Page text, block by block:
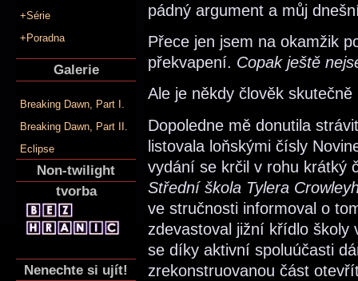
+Série
+Poradna
Galerie
Breaking Dawn, Part I.
Breaking Dawn, Part II.
Eclipse
Non-twilight
tvorba
Nenechte si ujít!
pádný argument a můj
Přece jen jsem na okamžik
překvapení. Copak ještě
Ale je někdy člověk
Dopoledne mě donutila
listovala loňskými čísly
vydání se krčil v rohu krátký
Střední škola Tylera
ve stručnosti informoval o
zdevastoval jižní křídlo školy
se díky aktivní spoluúčasti
zrekonstruovanou část